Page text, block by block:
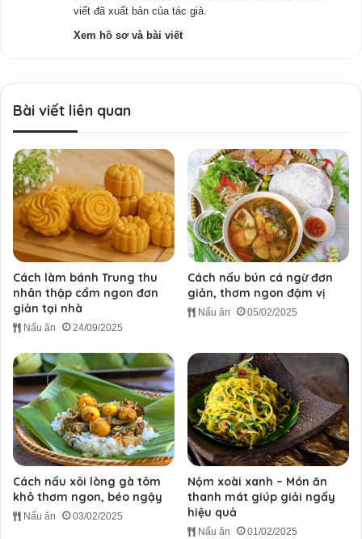
viết đã xuất bản của tác giả.
Xem hồ sơ và bài viết
Bài viết liên quan
Cách làm bánh Trung thu
nhân thập cẩm ngon đơn
giản tại nhà
Nấu ăn 24/09/2025
Cách nấu bún cá ngừ đơn
giản, thơm ngon đậm vị
Nấu ăn 05/02/2025
Cách nấu xôi lòng gà tôm
khô thơm ngon, béo ngậy
Nấu ăn 03/02/2025
Nộm xoài xanh – Món ăn
thanh mát giúp giải ngấy
hiệu quả
Nấu ăn 01/02/2025